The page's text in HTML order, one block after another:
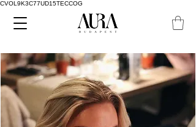
CVOL9K3C77UD15TECCOG